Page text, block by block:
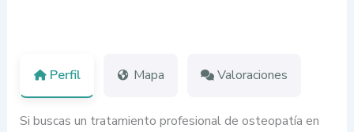
Perfil Mapa Valoraciones
Si buscas un tratamiento profesional de osteopatía en